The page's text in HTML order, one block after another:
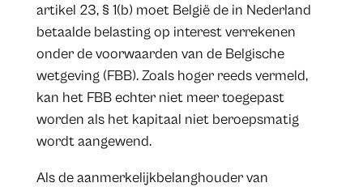
artikel 23, § 1(b) moet België de in Nederland
betaalde belasting op interest verrekenen
onder de voorwaarden van de Belgische
wetgeving (FBB). Zoals hoger reeds vermeld,
kan het FBB echter niet meer toegepast
worden als het kapitaal niet beroepsmatig
wordt aangewend.
Als de aanmerkelijkbelanghouder van